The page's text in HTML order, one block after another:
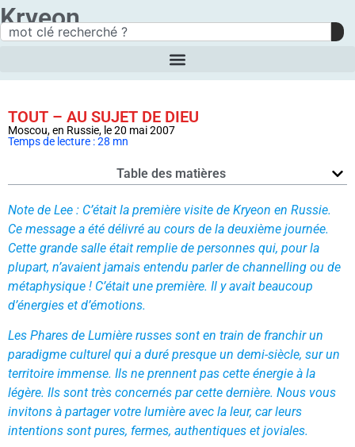
Kryeon
TOUT – AU SUJET DE DIEU
Moscou, en Russie, le 20 mai 2007
Temps de lecture : 28 mn
Table des matières
Note de Lee : C’était la première visite de Kryeon en Russie.
Ce message a été délivré au cours de la deuxième journée.
Cette grande salle était remplie de personnes qui, pour la
plupart, n’avaient jamais entendu parler de channelling ou de
métaphysique ! C’était une première. Il y avait beaucoup
d’énergies et d’émotions.
Les Phares de Lumière russes sont en train de franchir un
paradigme culturel qui a duré presque un demi-siècle, sur un
territoire immense. Ils ne prennent pas cette énergie à la
légère. Ils sont très concernés par cette dernière. Nous vous
invitons à partager votre lumière avec la leur, car leurs
intentions sont pures, fermes, authentiques et joviales.